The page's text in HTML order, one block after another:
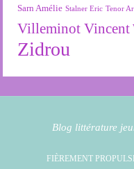
Sarn Amélie Stalner Eric Tenor
Villeminot Vincent
Zidrou
Blog littérature
FIÈREMENT